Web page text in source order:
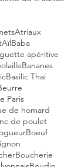
Atriaux
AïlBaba
apéritive
Bananes
Basilic Thai
Paris
de homard
de poulet
Boeuf
Boucherie